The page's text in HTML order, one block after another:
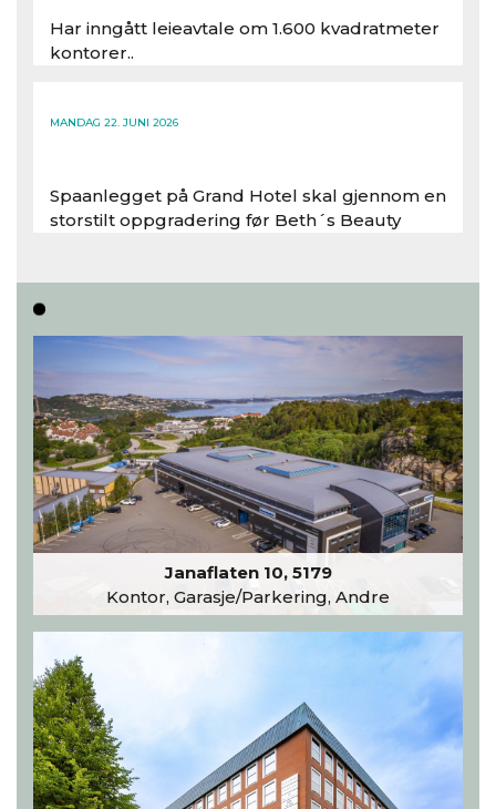
Har inngått leieavtale om 1.600 kvadratmeter
kontorer..
MANDAG 22. JUNI 2026
Spaanlegget på Grand Hotel skal gjennom en
storstilt oppgradering før Beth´s Beauty
Les hele artikkelen
Janaflaten 10, 5179
Kontor, Garasje/Parkering, Andre